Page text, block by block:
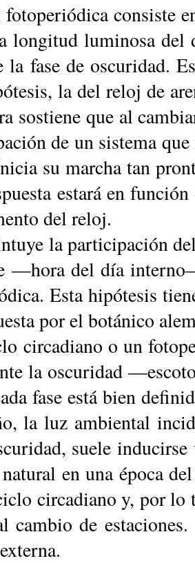
con­sis­te
lon­gi­tud lu­mi­no­sa del
la fa­se de os­cu­ri­dad.
la del re­loj de
sos­tie­ne que al
de un sis­te­ma
su mar­cha tan
es­ta­rá en
del re­loj.
la par­ti­ci­pa­ción
—ho­ra del día
Es­ta hi­pó­te­sis
por el bo­tá­ni­co
cir­ca­dia­no o un
la os­cu­ri­dad
fa­se es­tá bien
la luz am­bien­tal
sue­le
en una épo­ca
cir­ca­dia­no y, por lo
cam­bio de